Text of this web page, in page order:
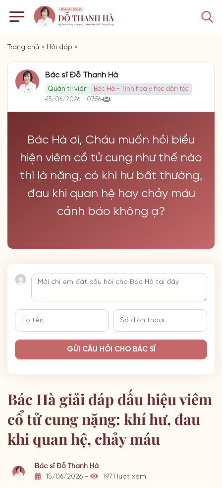
Trang chủ » Hỏi đáp »
Bác sĩ Đỗ Thanh Hà
Quản trị viên
Bác Hà - Tinh hoa y học dân tộc
15/06/2026 - 07:56
Bác Hà ơi, Cháu muốn hỏi biểu
hiện viêm cổ tử cung như thế nào
thì là nặng, có khí hư bất thường,
đau khi quan hệ hay chảy máu
cảnh báo không ạ?
GỬI CÂU HỎI CHO BÁC SĨ
Bác Hà giải đáp dấu hiệu viêm
cổ tử cung nặng: khí hư, đau
khi quan hệ, chảy máu
Bác sĩ Đỗ Thanh Hà
15/06/2026 -
1971 lượt xem